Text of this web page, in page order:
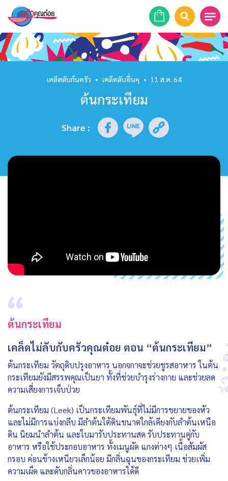
หน้าแรก
สูตรอาหาร
รายการย้อนหลัง
เคล็ดลับก้นครัว • เคล็ดลับอื่นๆ • 11 ส.ค. 64
ต้นกระเทียม
Share :
ต้นกระเทียม
เคล็ดไม่ลับกับครัวคุณต๋อย ตอน “ต้นกระเทียม”
ต้นกระเทียม วัตถุดิบปรุงอาหาร นอกจกาจะช่วยชูรสอาหาร ในต้น
กระเทียมยังมีสรรพคุณเป็นยา ทั้งที่ช่วยบำรุงร่างกาย และช่วยลด
ความเสี่ยงการเจ็บป่วย
ต้นกระเทียม (Leek) เป็นกระเทียมพันธุ์ที่ไม่มีการขยายของหัว
และไม่มีการแบ่งกลีบ มีลำต้นใต้ดินขนาดใกล้เคียงกับลำต้นเหนือ
ดิน นิยมนำลำต้น และใบมารับประทานสด รับประทานคู่กับ
อาหาร หรือใช้ประกอบอาหาร ทั้งเมนูผัด แกงต่างๆ เนื้อสัมผัส
กรอบ ค่อนข้างเหนียวเล็กน้อย มีกลิ่นฉุนของกระเทียม ช่วยเพิ่ม
ความเผ็ด และดับกลิ่นคาวของอาหารได้ดี